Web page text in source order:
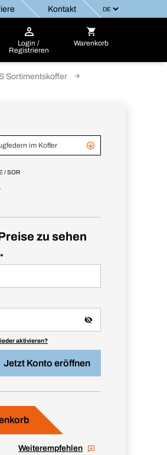
Kontakt
Login /
Registrieren
Warenkorb
Sortimentskoffer
im Koffer
/ SOR
zu sehen
*
aktivieren?
Jetzt Konto eröffnen
Weiterempfehlen